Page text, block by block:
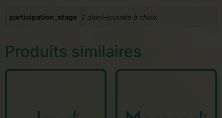
participation_stage 1 demi-journée à choix
Produits similaires